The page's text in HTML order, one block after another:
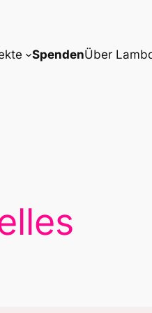
SpendenÜber